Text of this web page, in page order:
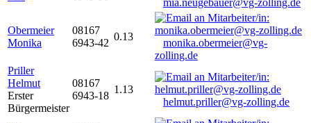
mia.neugebauer@vg-zolling.de
Obermeier
Monika
08167
6943-42
0.13
monika.obermeier@vg-
zolling.de
Priller
Helmut
Erster
Bürgermeister
08167
6943-18
1.13
helmut.priller@vg-zolling.de